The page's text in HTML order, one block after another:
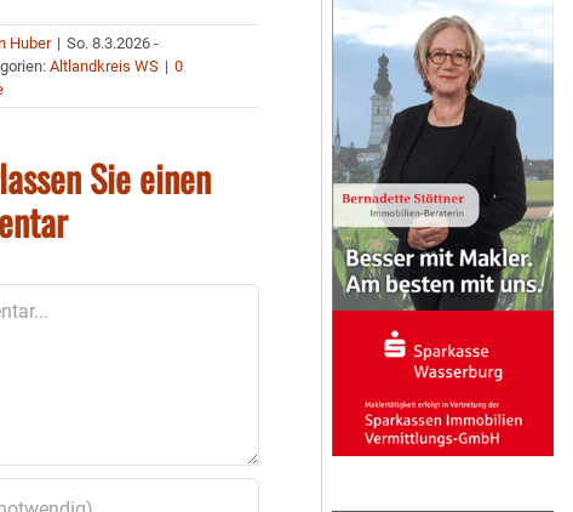
Huber | So. 8.3.2026 -
Altlandkreis WS | 0
Sie einen